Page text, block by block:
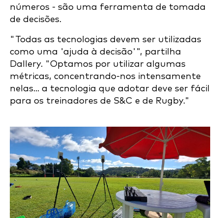
números - são uma ferramenta de tomada
de decisões.
"Todas as tecnologias devem ser utilizadas
como uma 'ajuda à decisão'", partilha
Dallery. "Optamos por utilizar algumas
métricas, concentrando-nos intensamente
nelas... a tecnologia que adotar deve ser fácil
para os treinadores de S&C e de Rugby."